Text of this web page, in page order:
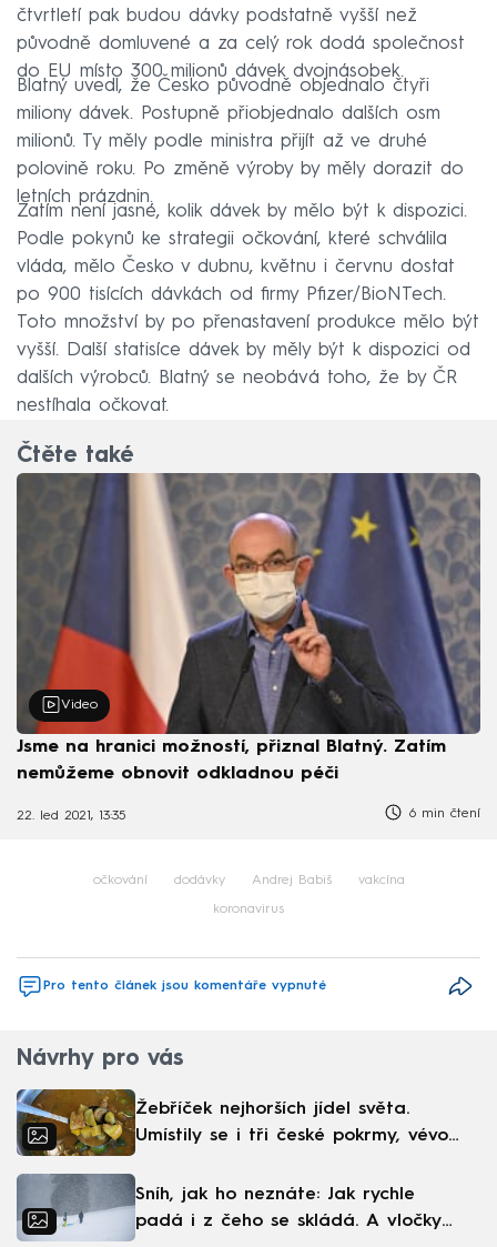
čtvrtletí pak budou dávky podstatně vyšší než
původně domluvené a za celý rok dodá společnost
do EU místo 300 milionů dávek dvojnásobek.
Blatný uvedl, že Česko původně objednalo čtyři
miliony dávek. Postupně přiobjednalo dalších osm
milionů. Ty měly podle ministra přijít až ve druhé
polovině roku. Po změně výroby by měly dorazit do
letních prázdnin.
Zatím není jasné, kolik dávek by mělo být k dispozici.
Podle pokynů ke strategii očkování, které schválila
vláda, mělo Česko v dubnu, květnu i červnu dostat
po 900 tisících dávkách od firmy Pfizer/BioNTech.
Toto množství by po přenastavení produkce mělo být
vyšší. Další statisíce dávek by měly být k dispozici od
dalších výrobců. Blatný se neobává toho, že by ČR
nestíhala očkovat.
Čtěte také
Video
Jsme na hranici možností, přiznal Blatný. Zatím
nemůžeme obnovit odkladnou péči
22. led 2021, 13:35 6 min čtení
očkování dodávky Andrej Babiš vakcína
koronavirus
Pro tento článek jsou komentáře vypnuté
Návrhy pro vás
Žebříček nejhorších jídel světa.
Umístily se i tři české pokrmy, vévodí
Sníh, jak ho neznáte: Jak rychle
padá i z čeho se skládá. A vločky